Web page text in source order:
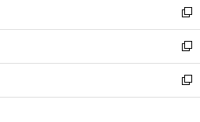
く
で
開
く
ド
ウ
で
開
く
ィ
ン
ド
ウ
で
開
い
ウ
ィ
ン
ド
ウ
新
し
い
ウ
ィ
ン
新
し
い
ウ
新
し